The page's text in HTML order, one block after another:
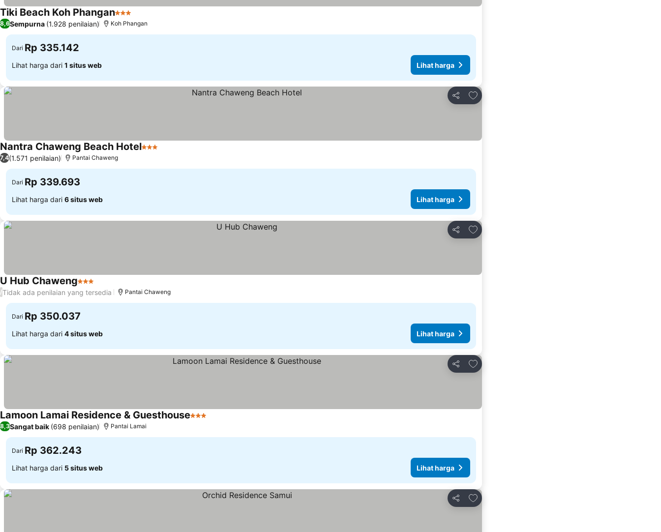
Tiki Beach Koh Phangan3 Bintang
8,6Sempurna (1.928 penilaian) Koh Phangan
Dari Rp 335.142
Lihat harga dari 1 situs web Lihat harga
Bagikan
Tambahkan ke favorit
Nantra Chaweng Beach Hotel3 Bintang
7,4(1.571 penilaian) Pantai Chaweng
Dari Rp 339.693
Lihat harga dari 6 situs web Lihat harga
Bagikan
Tambahkan ke favorit
U Hub Chaweng3 Bintang
/Tidak ada penilaian yang tersedia Pantai Chaweng
Dari Rp 350.037
Lihat harga dari 4 situs web Lihat harga
Bagikan
Tambahkan ke favorit
Lamoon Lamai Residence & Guesthouse3 Bintang
8,3Sangat baik (698 penilaian) Pantai Lamai
Dari Rp 362.243
Lihat harga dari 5 situs web Lihat harga
Bagikan
Tambahkan ke favorit